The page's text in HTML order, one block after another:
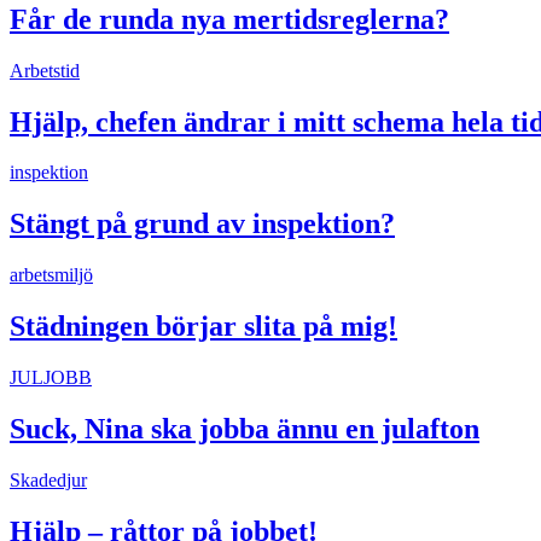
Får de runda nya mertidsreglerna?
Arbetstid
Hjälp, chefen ändrar i mitt schema hela
inspektion
Stängt på grund av inspektion?
arbetsmiljö
Städningen börjar slita på mig!
JULJOBB
Suck, Nina ska jobba ännu en julafton
Skadedjur
Hjälp – råttor på jobbet!